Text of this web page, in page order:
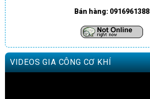
Bán hàng: 0916961388
VIDEOS GIA CÔNG CƠ KHÍ